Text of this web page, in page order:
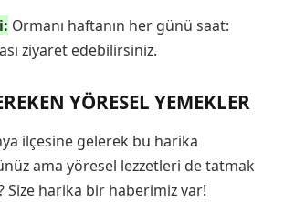
Ormanı haftanın her günü saat:
ziyaret edebilirsiniz.
YÖRESEL YEMEKLER
ilçesine gelerek bu harika
ama yöresel lezzetleri de tatmak
Size harika bir haberimiz var!